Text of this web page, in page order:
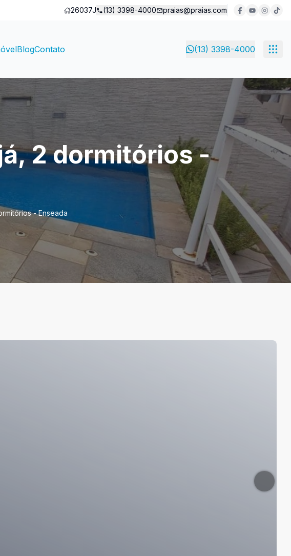
26037J (13) 3398-4000 praias@praias.com
BlogContato (13) 3398-4000
2 dormitórios -
- Enseada